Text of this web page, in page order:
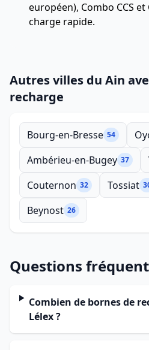
européen), Combo CCS
charge rapide.
Autres villes du Ain
recharge
Bourg-en-Bresse 54
Ambérieu-en-Bugey 37
Couternon 32 Tossiat
Beynost 26
Questions
Combien de bornes de
Lélex ?